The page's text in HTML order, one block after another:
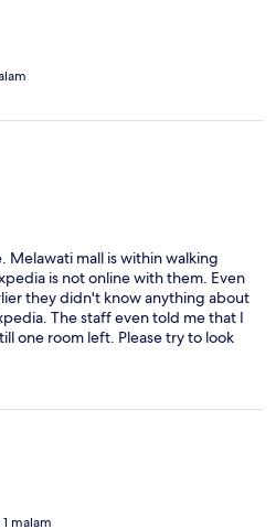
Melawati mall is within walking
is not online with them. Even
they didn't know anything about
The staff even told me that I
one room left. Please try to look
in the future. Overall
malam